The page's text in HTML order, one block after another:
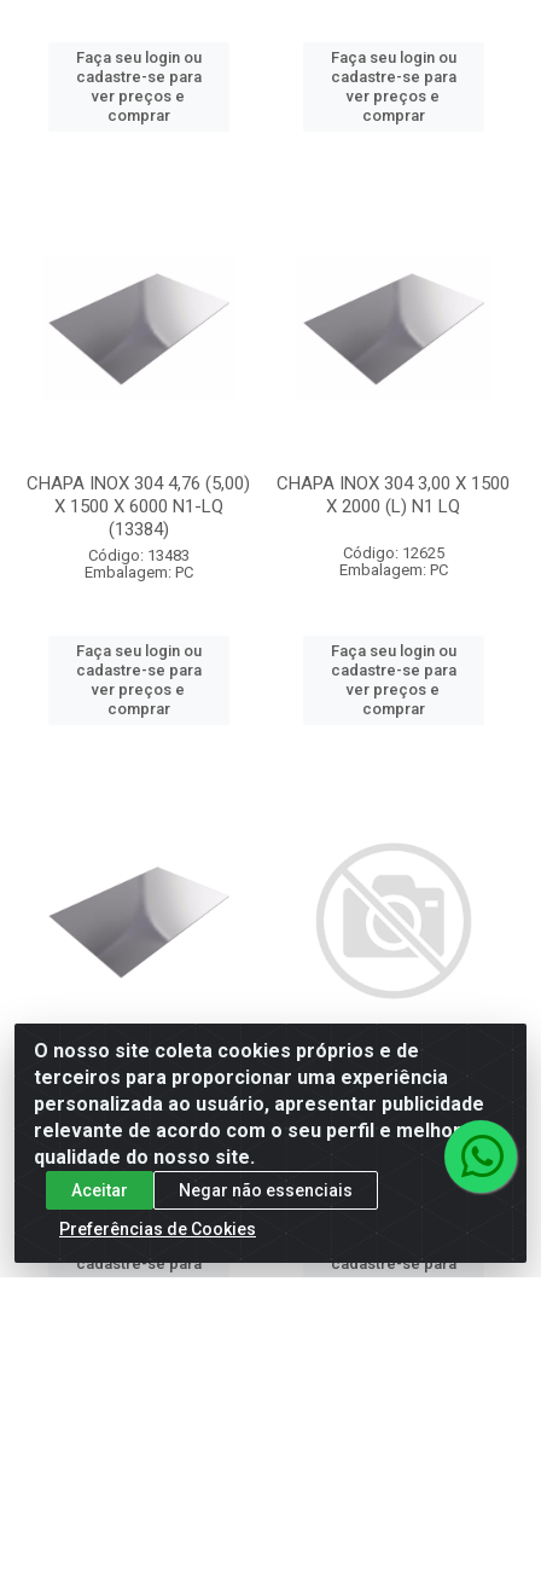
Faça seu login ou
cadastre-se para
ver preços e
comprar
Faça seu login ou
cadastre-se para
ver preços e
comprar
CHAPA INOX 304 4,76 (5,00)
X 1500 X 6000 N1-LQ
(13384)
Código: 13483
Embalagem: PC
Faça seu login ou
cadastre-se para
ver preços e
comprar
CHAPA INOX 304 3,00 X 1500
X 2000 (L) N1 LQ
Código: 12625
Embalagem: PC
Faça seu login ou
cadastre-se para
ver preços e
comprar
CHAPA INOX 304 8,00MM
1500X5000 ACABAMENTO
N1 LQ
Código: 12797
Embalagem: PC
cadastre-se para
ver preços e
CHAPA INOX 304 3,00 X 1500
X 2000 N1-LQ
Embalagem: PC
cadastre-se para
ver preços e
O nosso site coleta cookies próprios e de
terceiros para proporcionar uma experiência
personalizada ao usuário, apresentar publicidade
relevante de acordo com o seu perfil e melhorar a
qualidade do nosso site.
Aceitar
Negar não essenciais
Preferências de Cookies